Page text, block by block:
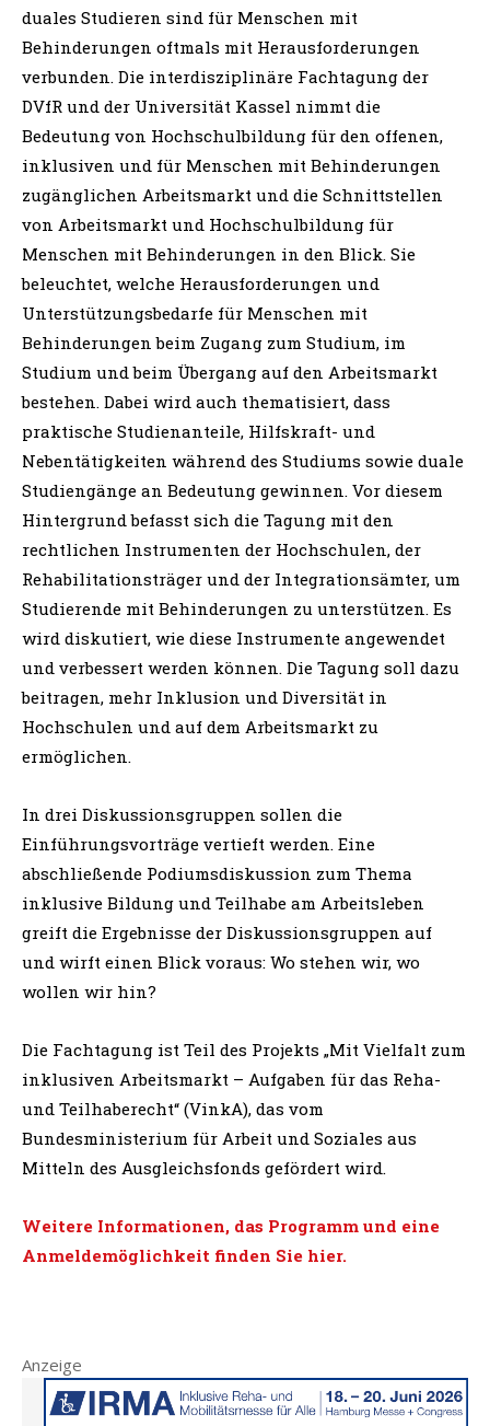
duales Studieren sind für Menschen mit
Behinderungen oftmals mit Herausforderungen
verbunden. Die interdisziplinäre Fachtagung der
DVfR und der Universität Kassel nimmt die
Bedeutung von Hochschulbildung für den offenen,
inklusiven und für Menschen mit Behinderungen
zugänglichen Arbeitsmarkt und die Schnittstellen
von Arbeitsmarkt und Hochschulbildung für
Menschen mit Behinderungen in den Blick. Sie
beleuchtet, welche Herausforderungen und
Unterstützungsbedarfe für Menschen mit
Behinderungen beim Zugang zum Studium, im
Studium und beim Übergang auf den Arbeitsmarkt
bestehen. Dabei wird auch thematisiert, dass
praktische Studienanteile, Hilfskraft- und
Nebentätigkeiten während des Studiums sowie duale
Studiengänge an Bedeutung gewinnen. Vor diesem
Hintergrund befasst sich die Tagung mit den
rechtlichen Instrumenten der Hochschulen, der
Rehabilitationsträger und der Integrationsämter, um
Studierende mit Behinderungen zu unterstützen. Es
wird diskutiert, wie diese Instrumente angewendet
und verbessert werden können. Die Tagung soll dazu
beitragen, mehr Inklusion und Diversität in
Hochschulen und auf dem Arbeitsmarkt zu
ermöglichen.
In drei Diskussionsgruppen sollen die
Einführungsvorträge vertieft werden. Eine
abschließende Podiumsdiskussion zum Thema
inklusive Bildung und Teilhabe am Arbeitsleben
greift die Ergebnisse der Diskussionsgruppen auf
und wirft einen Blick voraus: Wo stehen wir, wo
wollen wir hin?
Die Fachtagung ist Teil des Projekts „Mit Vielfalt zum
inklusiven Arbeitsmarkt – Aufgaben für das Reha-
und Teilhaberecht“ (VinkA), das vom
Bundesministerium für Arbeit und Soziales aus
Mitteln des Ausgleichsfonds gefördert wird.
Weitere Informationen, das Programm und eine
Anmeldemöglichkeit finden Sie hier.
Anzeige